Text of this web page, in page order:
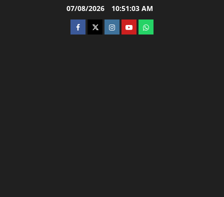
07/08/2026 10:51:04 AM
facebooktwitterinstagram.com
youtubewhatsapp